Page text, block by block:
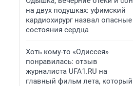
на двух подушках: уфимский
кардиохирург назвал опасные
состояния сердца
Хоть кому-то «Одиссея»
понравилась: отзыв
журналиста UFA1.RU на
главный фильм лета, который